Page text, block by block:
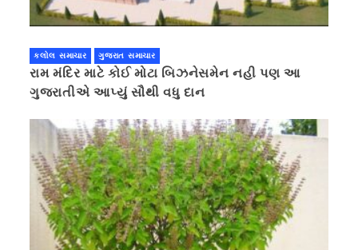
કલોલ સમાચાર ગુજરાત સમાચાર
રામ મંદિર માટે કોઈ મોટા બિઝનેસમેન નહી પણ આ
ગુજરાતીએ આપ્યું સૌથી વધુ દાન